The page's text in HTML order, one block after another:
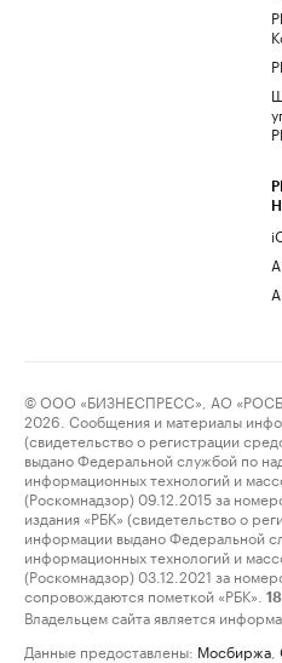
© ООО «БИЗНЕСПРЕСС», АО
2026. Сообщения и материалы
(свидетельство о регистрации
выдано Федеральной службой по
информационных технологий и
(Роскомнадзор) 09.12.2015 за
издания «РБК» (свидетельство о
информации выдано Федеральной
информационных технологий и
(Роскомнадзор) 03.12.2021 за
сопровождаются пометкой «РБК».
Владельцем сайта является
Данные предоставлены: Мосбиржа